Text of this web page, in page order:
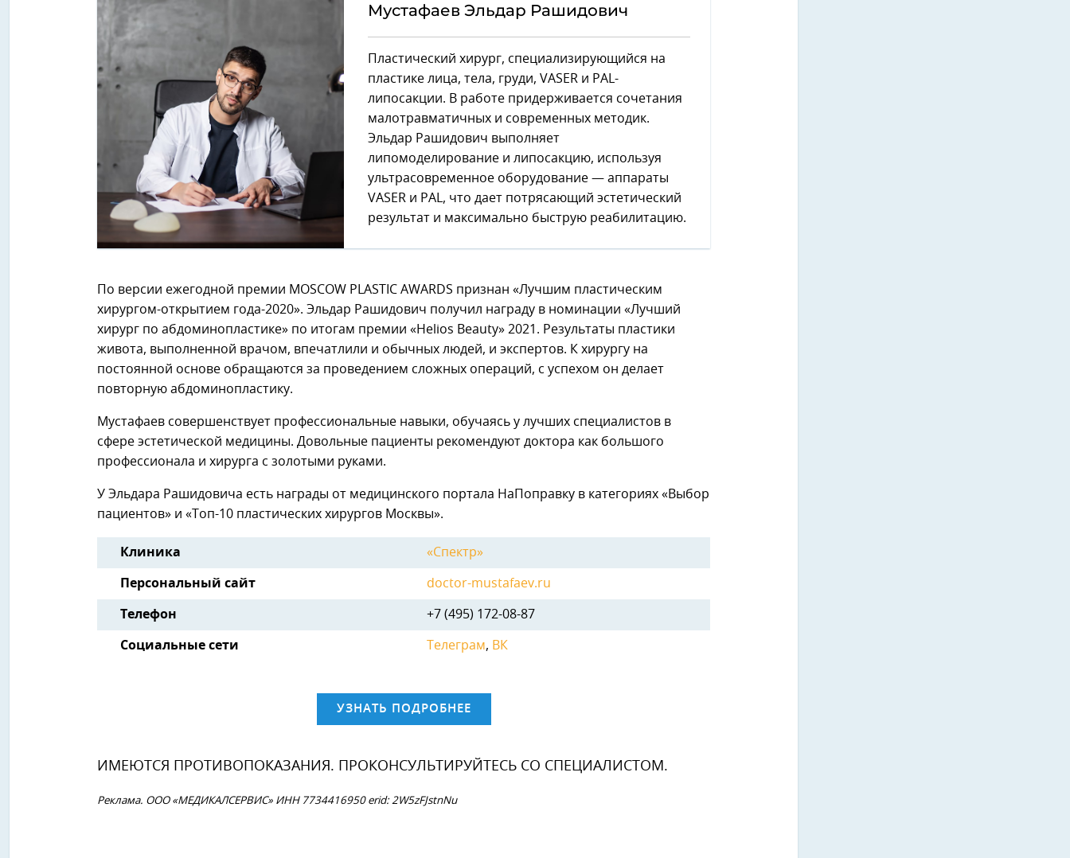
Мустафаев Эльдар Рашидович
Пластический хирург, специализирующийся на
пластике лица, тела, груди, VASER и PAL-
липосакции. В работе придерживается сочетания
малотравматичных и современных методик.
Эльдар Рашидович выполняет
липомоделирование и липосакцию, используя
ультрасовременное оборудование — аппараты
VASER и PAL, что дает потрясающий эстетический
результат и максимально быструю реабилитацию.
По версии ежегодной премии MOSCOW PLASTIC AWARDS признан «Лучшим пластическим
хирургом-открытием года-2020». Эльдар Рашидович получил награду в номинации «Лучший
хирург по абдоминопластике» по итогам премии «Helios Beauty» 2021. Результаты пластики
живота, выполненной врачом, впечатлили и обычных людей, и экспертов. К хирургу на
постоянной основе обращаются за проведением сложных операций, с успехом он делает
повторную абдоминопластику.
Мустафаев совершенствует профессиональные навыки, обучаясь у лучших специалистов в
сфере эстетической медицины. Довольные пациенты рекомендуют доктора как большого
профессионала и хирурга с золотыми руками.
У Эльдара Рашидовича есть награды от медицинского портала НаПоправку в категориях «Выбор
пациентов» и «Топ-10 пластических хирургов Москвы».
Клиника «Спектр»
Персональный сайт doctor-mustafaev.ru
Телефон +7 (495) 172-08-87
Социальные сети Телеграм, ВК
УЗНАТЬ ПОДРОБНЕЕ
ИМЕЮТСЯ ПРОТИВОПОКАЗАНИЯ. ПРОКОНСУЛЬТИРУЙТЕСЬ СО СПЕЦИАЛИСТОМ.
Реклама. ООО «МЕДИКАЛСЕРВИС» ИНН 7734416950 erid: 2W5zFJstnNu